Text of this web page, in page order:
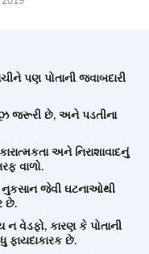
પણ પોતાની જવાબદારી
જરૂરી છે, અને પડતીના
અને નિરાશાવાદનું
વાળો.
નુકસાન જેવી ઘટનાઓથી
છે.
વેડફો, કારણ કે પોતાની
ફાયદાકારક છે.